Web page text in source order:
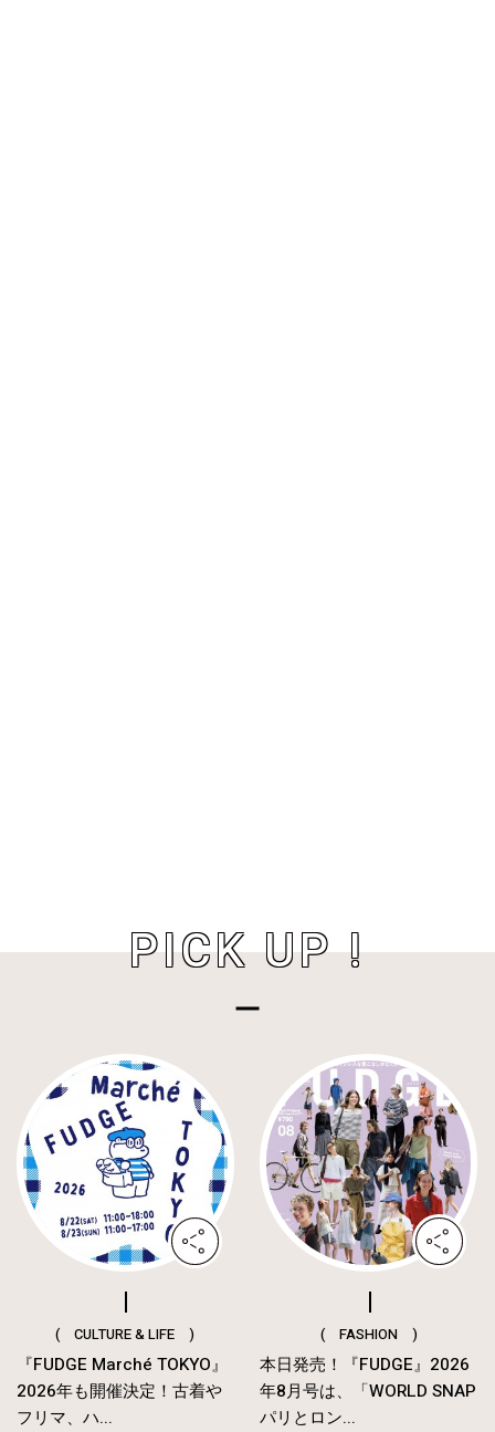
PICK UP !
( CULTURE & LIFE )
『FUDGE Marché TOKYO』
2026年も開催決定！古着や
フリマ、ハ...
( FASHION )
本日発売！『FUDGE』2026
年8月号は、「WORLD SNAP
パリとロン...